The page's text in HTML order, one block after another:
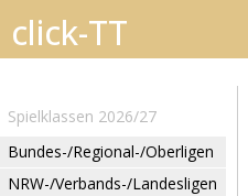
Spielklassen 2026/27
Bundes-/Regional-/Oberligen
NRW-/Verbands-/Landesligen